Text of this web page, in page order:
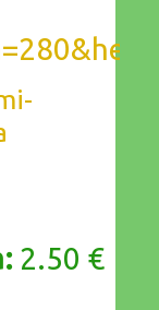
2.50 €